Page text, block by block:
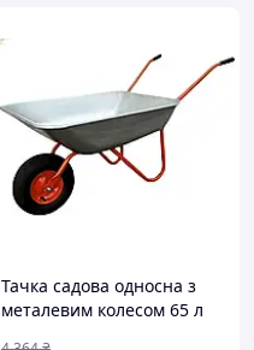
Тачка садова односна з
металевим колесом 65 л